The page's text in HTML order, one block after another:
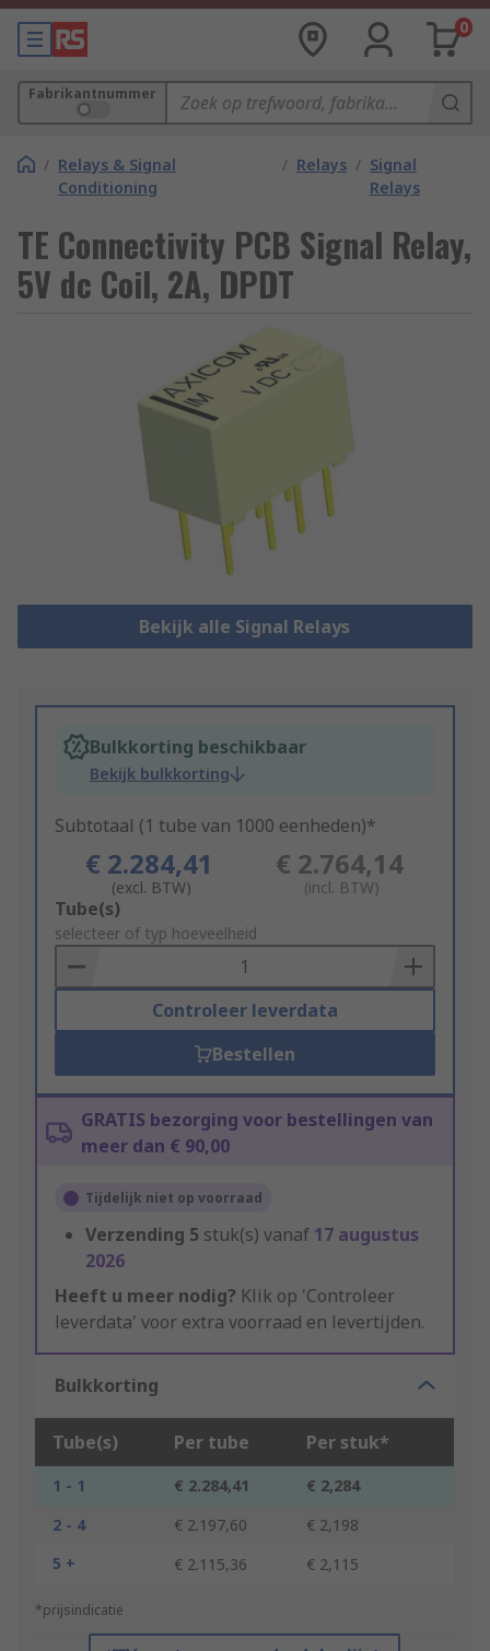
0
Fabrikantnummer
/ Relays & Signal
Conditioning
/ Relays / Signal
Relays
TE Connectivity PCB Signal Relay,
5V dc Coil, 2A, DPDT
Bekijk alle Signal Relays
Bulkkorting beschikbaar
Bekijk bulkkorting
Subtotaal (1 tube van 1000 eenheden)*
€ 2.284,41
(excl. BTW)
€ 2.764,14
(incl. BTW)
Add
to
Basket
Tube(s)
selecteer of typ hoeveelheid
Controleer leverdata
Bestellen
GRATIS bezorging voor bestellingen van
meer dan € 90,00
Tijdelijk niet op voorraad
Verzending 5 stuk(s) vanaf 17 augustus
2026
Heeft u meer nodig? Klik op 'Controleer
leverdata' voor extra voorraad en levertijden.
Bulkkorting
Tube(s) Per tube Per stuk*
1 - 1 € 2.284,41
€ 2,284
2 - 4
€ 2.197,60
€ 2,198
5 +
€ 2.115,36 € 2,115
*prijsindicatie